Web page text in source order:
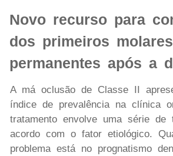
Novo recurso para
dos primeiros molares
permanentes após a
A má oclusão de Classe II
índice de prevalência na clínica
tratamento envolve uma série de
acordo com o fator etiológico.
problema está no prognatismo